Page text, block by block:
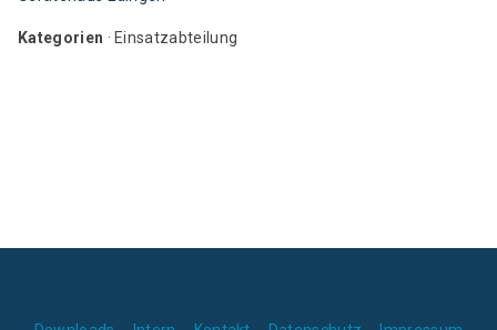
Kategorien · Einsatzabteilung